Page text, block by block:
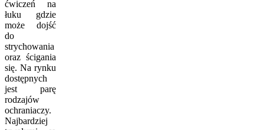
ćwiczeń na
łuku gdzie
może dojść
do
strychowania
oraz ścigania
się. Na rynku
dostępnych
jest parę
rodzajów
ochraniaczy.
Najbardziej